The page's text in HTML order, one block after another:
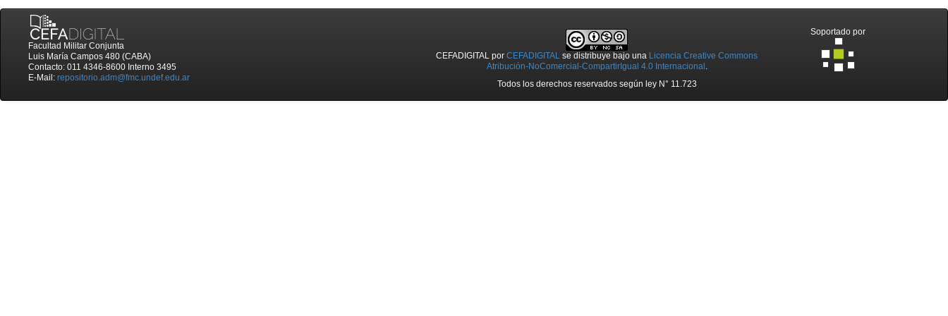
Facultad Militar Conjunta
Luis María Campos 480 (CABA)
Contacto: 011 4346-8600 Interno 3495
E-Mail: repositorio.adm@fmc.undef.edu.ar
CEFADIGITAL porCEFADIGITAL se distribuye bajo una Licencia Creative Commons
Atribución-NoComercial-CompartirIgual 4.0 Internacional .
Todos los derechos reservados según ley N° 11.723
Soportado por